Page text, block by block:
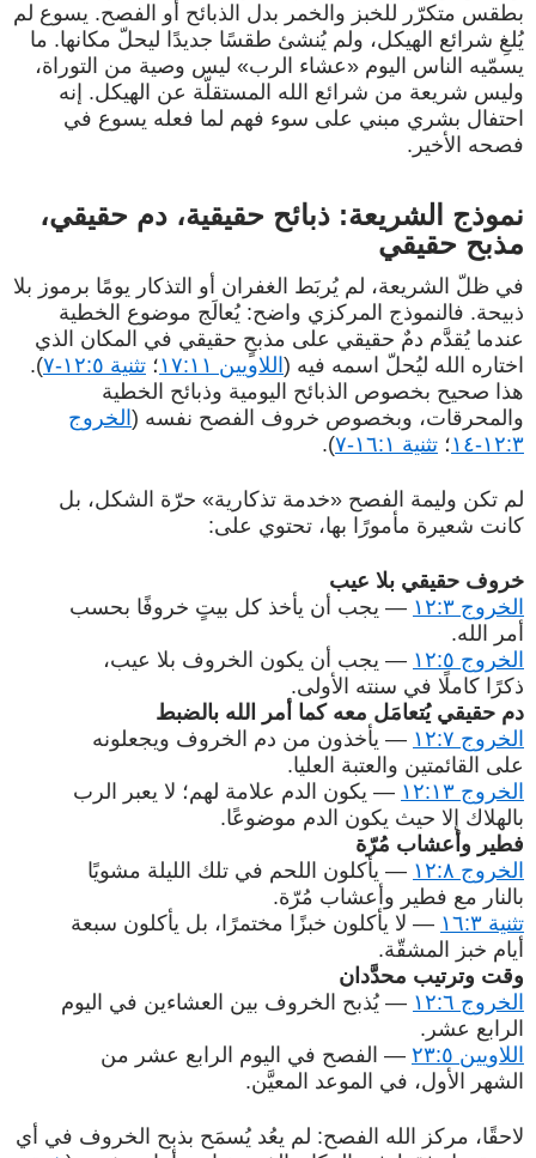
بطقس متكرّر للخبز والخمر بدل الذبائح أو الفصح. يسوع لم
يُلغِ شرائع الهيكل، ولم يُنشئ طقسًا جديدًا ليحلّ مكانها. ما
يسمّيه الناس اليوم «عشاء الرب» ليس وصية من التوراة،
وليس شريعة من شرائع الله المستقلّة عن الهيكل. إنه
احتفال بشري مبني على سوء فهم لما فعله يسوع في
فصحه الأخير.
نموذج الشريعة: ذبائح حقيقية، دم حقيقي،
مذبح حقيقي
في ظلّ الشريعة، لم يُربَط الغفران أو التذكار يومًا برموز بلا
ذبيحة. فالنموذج المركزي واضح: يُعالَج موضوع الخطية
عندما يُقدَّم دمٌ حقيقي على مذبحٍ حقيقي في المكان الذي
اختاره الله ليُحلّ اسمه فيه ( اللاويين ١٧:١١ ؛ تثنية ١٢:٥-٧
).
هذا صحيح بخصوص الذبائح اليومية وذبائح الخطية
والمحرقات، وبخصوص خروف الفصح نفسه ( الخروج
١٢:٣-١٤
؛ تثنية ١٦:١-٧ ).
لم تكن وليمة الفصح «خدمة تذكارية» حرّة الشكل، بل
كانت شعيرة مأمورًا بها، تحتوي على:
خروف حقيقي بلا عيب
الخروج ١٢:٣
— يجب أن يأخذ كل بيتٍ خروفًا بحسب
أمر الله.
الخروج ١٢:٥
— يجب أن يكون الخروف بلا عيب،
ذكرًا كاملًا في سنته الأولى.
دم حقيقي يُتعامَل معه كما أمر الله بالضبط
الخروج ١٢:٧
— يأخذون من دم الخروف ويجعلونه
على القائمتين والعتبة العليا.
الخروج ١٢:١٣
— يكون الدم علامة لهم؛ لا يعبر الرب
بالهلاك إلا حيث يكون الدم موضوعًا.
فطير وأعشاب مُرّة
الخروج ١٢:٨
— يأكلون اللحم في تلك الليلة مشويًا
بالنار مع فطير وأعشاب مُرّة.
تثنية ١٦:٣
— لا يأكلون خبزًا مختمرًا، بل يأكلون سبعة
أيام خبز المشقّة.
وقت وترتيب محدَّدان
الخروج ١٢:٦
— يُذبح الخروف بين العشاءين في اليوم
الرابع عشر.
اللاويين ٢٣:٥
— الفصح في اليوم الرابع عشر من
الشهر الأول، في الموعد المعيَّن.
لاحقًا، مركز الله الفصح: لم يعُد يُسمَح بذبح الخروف في أي